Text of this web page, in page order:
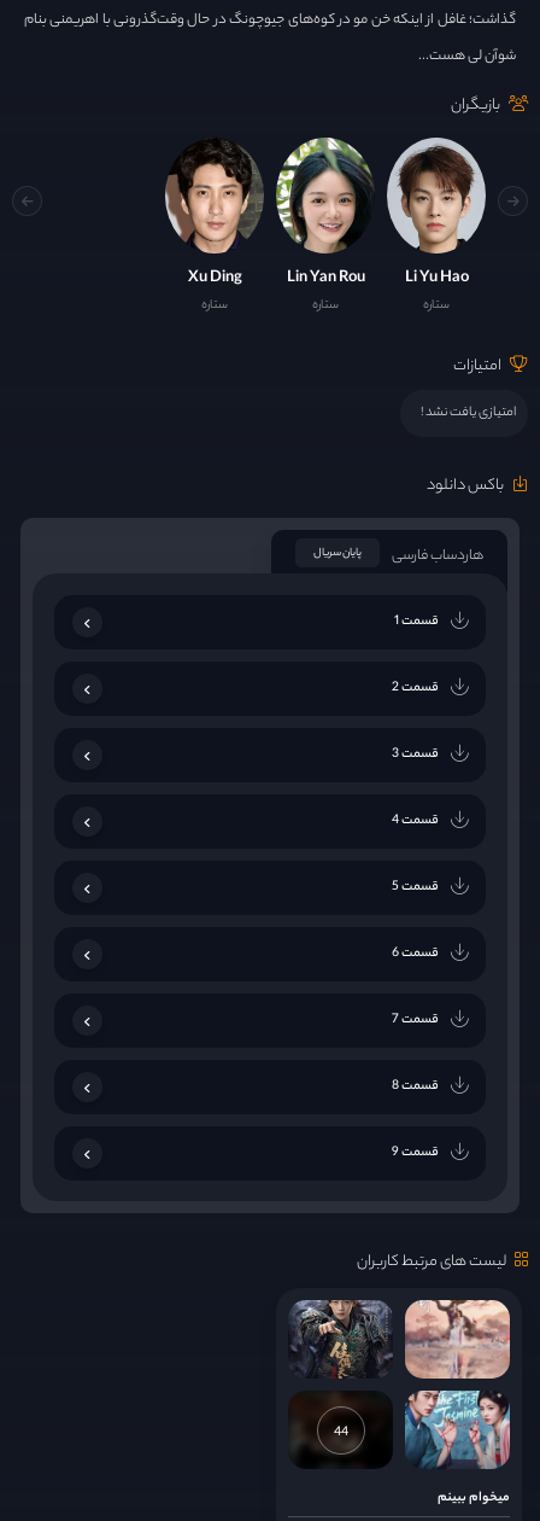
گذاشت؛ غافل از اینکه خن مو در کوه‌های جیوچونگ در حال وقت‌گذرونی با اهریمنی بنام
شوآن لی هست...
بازیگران
Li Yu Hao
ستاره
Lin Yan Rou
ستاره
Xu Ding
ستاره
امتیازات
امتیازی یافت نشد !
باکس دانلود
هاردساب فارسی پایان سریال
قسمت 1
قسمت 2
قسمت 3
قسمت 4
قسمت 5
قسمت 6
قسمت 7
قسمت 8
قسمت 9
قسمت 10
قسمت 12
قسمت 13
لیست های مرتبط کاربران
44
میخوام ببینم